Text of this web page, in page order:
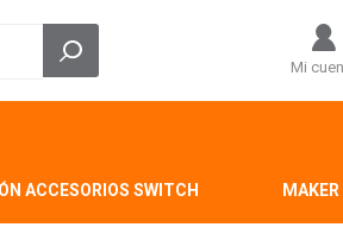
Mi
ACCESORIOS SWITCH MAKER